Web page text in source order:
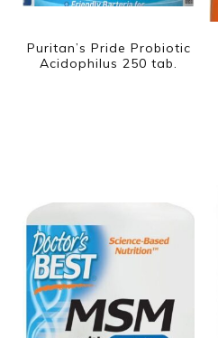
Puritan’s Pride Probiotic
Acidophilus 250 tab.